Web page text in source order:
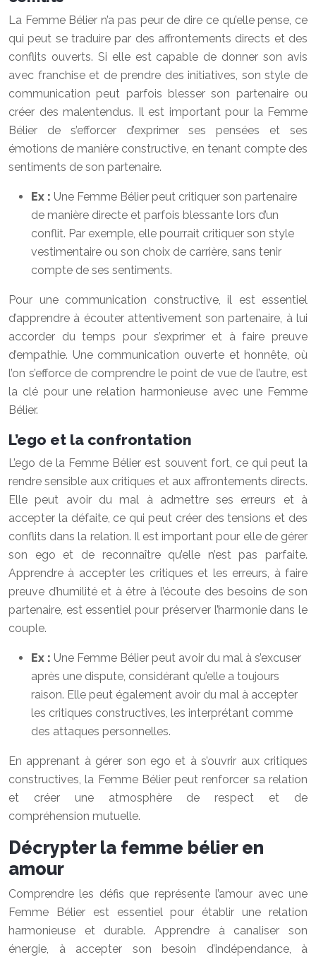
La Femme Bélier n’a pas peur de dire ce qu’elle pense, ce
qui peut se traduire par des affrontements directs et des
conflits ouverts. Si elle est capable de donner son avis
avec franchise et de prendre des initiatives, son style de
communication peut parfois blesser son partenaire ou
créer des malentendus. Il est important pour la Femme
Bélier de s’efforcer d’exprimer ses pensées et ses
émotions de manière constructive, en tenant compte des
sentiments de son partenaire.
Ex : Une Femme Bélier peut critiquer son partenaire
de manière directe et parfois blessante lors d’un
conflit. Par exemple, elle pourrait critiquer son style
vestimentaire ou son choix de carrière, sans tenir
compte de ses sentiments.
Pour une communication constructive, il est essentiel
d’apprendre à écouter attentivement son partenaire, à lui
accorder du temps pour s’exprimer et à faire preuve
d’empathie. Une communication ouverte et honnête, où
l’on s’efforce de comprendre le point de vue de l’autre, est
la clé pour une relation harmonieuse avec une Femme
Bélier.
L’ego et la confrontation
L’ego de la Femme Bélier est souvent fort, ce qui peut la
rendre sensible aux critiques et aux affrontements directs.
Elle peut avoir du mal à admettre ses erreurs et à
accepter la défaite, ce qui peut créer des tensions et des
conflits dans la relation. Il est important pour elle de gérer
son ego et de reconnaître qu’elle n’est pas parfaite.
Apprendre à accepter les critiques et les erreurs, à faire
preuve d’humilité et à être à l’écoute des besoins de son
partenaire, est essentiel pour préserver l’harmonie dans le
couple.
Ex : Une Femme Bélier peut avoir du mal à s’excuser
après une dispute, considérant qu’elle a toujours
raison. Elle peut également avoir du mal à accepter
les critiques constructives, les interprétant comme
des attaques personnelles.
En apprenant à gérer son ego et à s’ouvrir aux critiques
constructives, la Femme Bélier peut renforcer sa relation
et créer une atmosphère de respect et de
compréhension mutuelle.
Décrypter la femme bélier en
amour
Comprendre les défis que représente l’amour avec une
Femme Bélier est essentiel pour établir une relation
harmonieuse et durable. Apprendre à canaliser son
énergie, à accepter son besoin d’indépendance, à